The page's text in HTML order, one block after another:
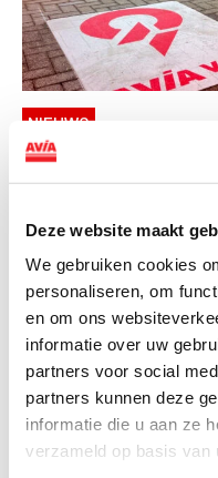
Deze website maakt
We gebruiken cookies
personaliseren, om
en om ons
informatie over uw
partners voor social
partners kunnen deze
informatie die u aan ze
verzameld op basis van
NIEUWS
AVIA VOLT en
AVIA VOLT en
van DC-